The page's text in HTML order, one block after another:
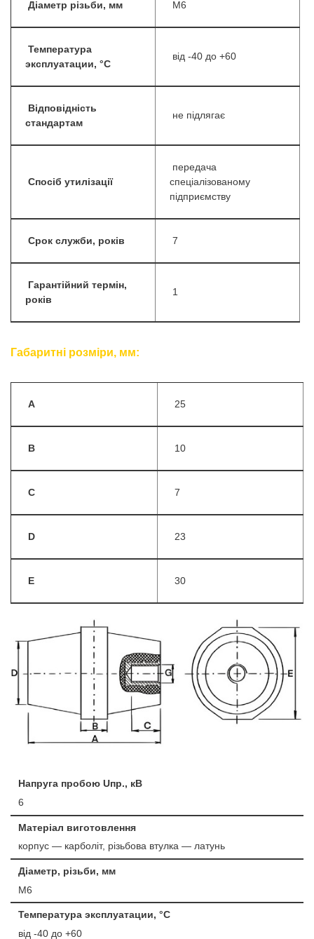
Діаметр різьби, мм М6
Температура
эксплуатации, °C
від -40 до +60
Відповідність
стандартам
не підлягає
Спосіб утилізації
передача
спеціалізованому
підприємству
Срок служби, років 7
Гарантійний термін,
років
1
Габаритні розміри, мм:
A 25
B 10
C 7
D 23
E 30
Напруга пробою Uпр., кВ
6
Матеріал виготовлення
корпус — карболіт, різьбова втулка — латунь
Діаметр, різьби, мм
М6
Температура эксплуатации, °C
від -40 до +60